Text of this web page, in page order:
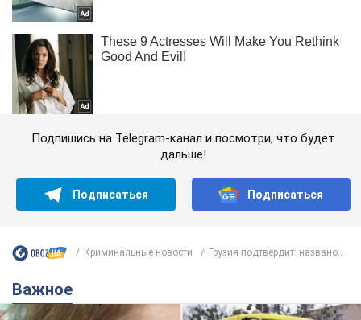
Подпишись на Telegram-канал и посмотри, что будет
дальше!
Подписаться Подписаться
Криминальные новости Грузия подтвердит: названо...
Важное